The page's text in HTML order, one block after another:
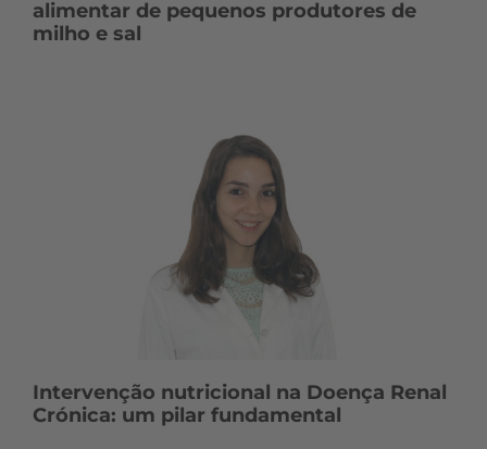
alimentar de pequenos produtores de
milho e sal
Intervenção nutricional na Doença Renal
Crónica: um pilar fundamental